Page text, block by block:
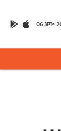
06 अग॰